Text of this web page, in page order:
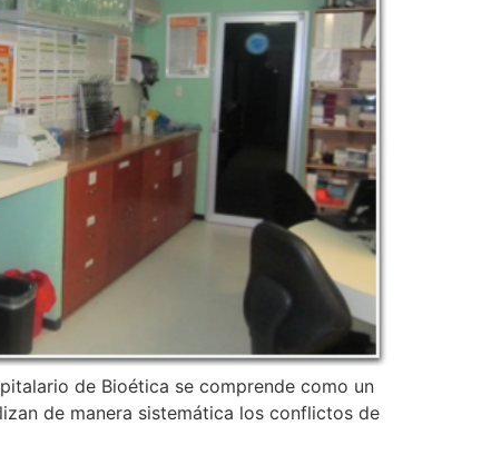
de Bioética se comprende como un
de manera sistemática los conflictos de